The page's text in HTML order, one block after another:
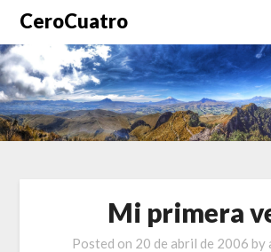
CeroCuatro
Mi primera
Posted on 20 de abril de 2006 by